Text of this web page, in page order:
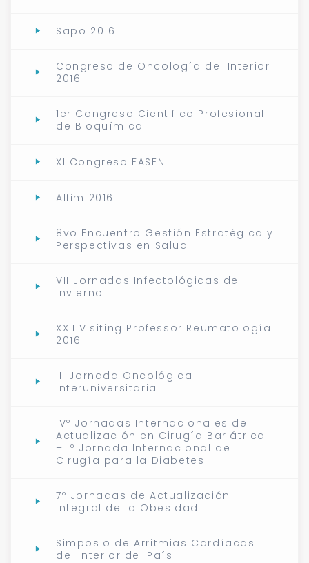
Sapo 2016
Congreso de Oncología del Interior
2016
1er Congreso Cientifico Profesional
de Bioquímica
XI Congreso FASEN
Alfim 2016
8vo Encuentro Gestión Estratégica y
Perspectivas en Salud
VII Jornadas Infectológicas de
Invierno
XXII Visiting Professor Reumatología
2016
III Jornada Oncológica
Interuniversitaria
IVº Jornadas Internacionales de
Actualización en Cirugía Bariátrica
– Iº Jornada Internacional de
Cirugía para la Diabetes
7º Jornadas de Actualización
Integral de la Obesidad
Simposio de Arritmias Cardíacas
del Interior del País